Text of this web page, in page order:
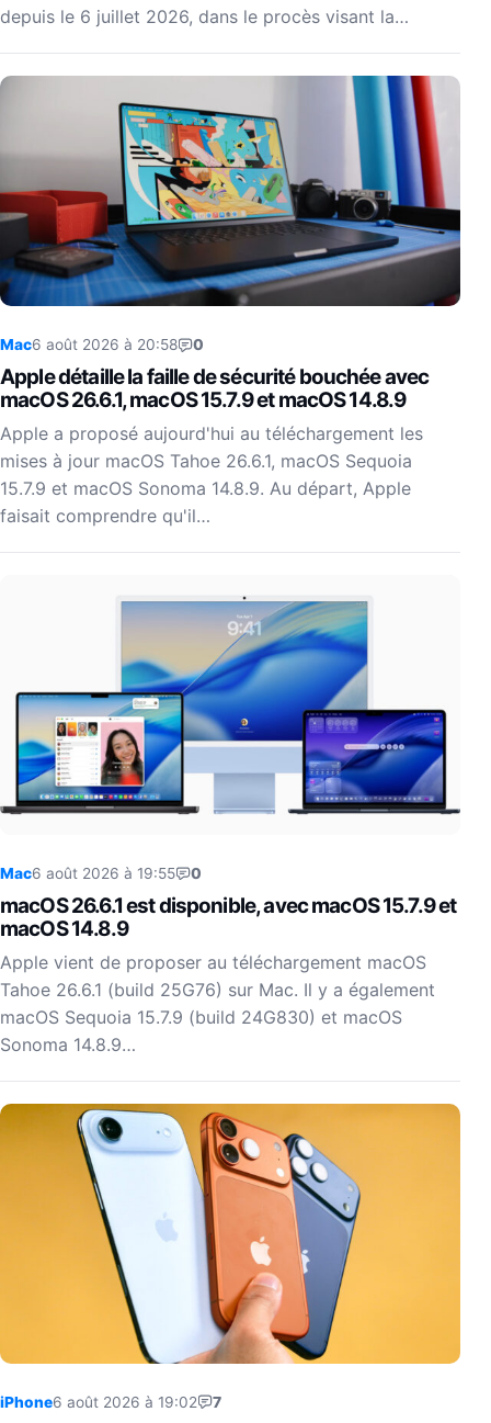
depuis le 6 juillet 2026, dans le procès visant la…
Mac6 août 2026 à 20:58 0
Apple détaille la faille de sécurité bouchée avec
macOS 26.6.1, macOS 15.7.9 et macOS 14.8.9
Apple a proposé aujourd'hui au téléchargement les
mises à jour macOS Tahoe 26.6.1, macOS Sequoia
15.7.9 et macOS Sonoma 14.8.9. Au départ, Apple
faisait comprendre qu'il…
Mac6 août 2026 à 19:55 0
macOS 26.6.1 est disponible, avec macOS 15.7.9 et
macOS 14.8.9
Apple vient de proposer au téléchargement macOS
Tahoe 26.6.1 (build 25G76) sur Mac. Il y a également
macOS Sequoia 15.7.9 (build 24G830) et macOS
Sonoma 14.8.9…
iPhone6 août 2026 à 19:02 7